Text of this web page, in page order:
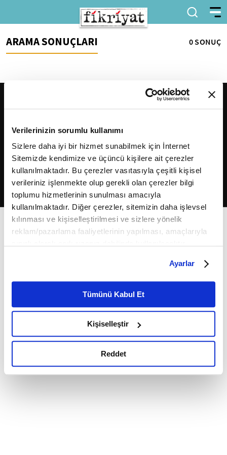
Verilerinizin sorumlu kullanımı
Sizlere daha iyi bir hizmet sunabilmek için İnternet
Sitemizde kendimize ve üçüncü kişilere ait çerezler
kullanılmaktadır. Bu çerezler vasıtasıyla çeşitli kişisel
verileriniz işlenmekte olup gerekli olan çerezler bilgi
toplumu hizmetlerinin sunulması amacıyla
kullanılmaktadır. Diğer çerezler, sitemizin daha işlevsel
kılınması ve kişiselleştirilmesi ve sizlere yönelik
reklam/pazarlama faaliyetlerinin yapılması, amaçlarıyla
belirleyebilirsiniz. Çerezlere ilişkin detaylı bilgi için
Ayarlar butonuna tıklayabilir,Çerez Bilgilendirme
Metnimizi ziyaret edebilirsiniz.
6698 sayılı Kişisel Verilerin Korunması Kanunu uyarınca
okumak ve sitemizi ziyaretiniz kapsamında
gerçekleştirilen veri işleme faaliyetleri ile ilgili daha
detaylı bilgi almak için lütfentıklayınız.
Ayarlar
Tümünü Kabul Et
Kişiselleştir
Reddet
ARAMA SONUÇLARI 0 SONUÇ
2026Fikriyat. Tüm hakları saklıdır.